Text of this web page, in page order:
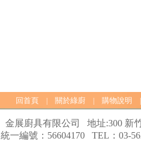
回首頁 關於綠廚 購物說明
金展廚具有限公司 地址:300 新
統一編號：56604170 TEL：03-